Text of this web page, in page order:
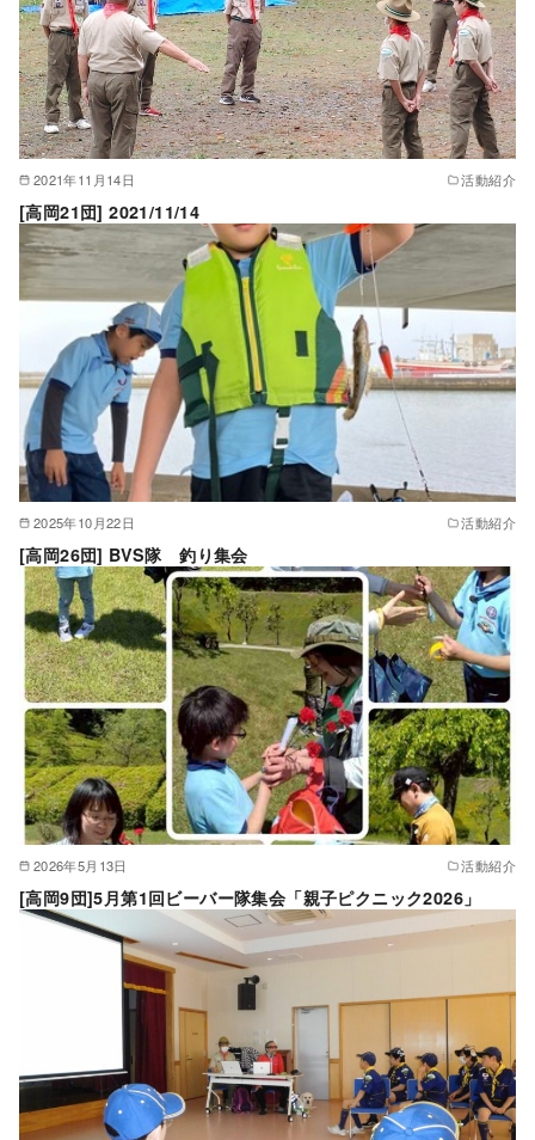
2021年11月14日 活動紹介
[高岡21団] 2021/11/14
2025年10月22日 活動紹介
[高岡26団] BVS隊 釣り集会
2026年5月13日 活動紹介
[高岡9団]5月第1回ビーバー隊集会「親子ピクニック2026」